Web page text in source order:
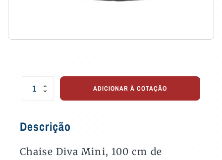
Chaise
cm
e
ADICIONAR À COTAÇÃO
Descrição
Chaise Diva Mini, 100 cm de